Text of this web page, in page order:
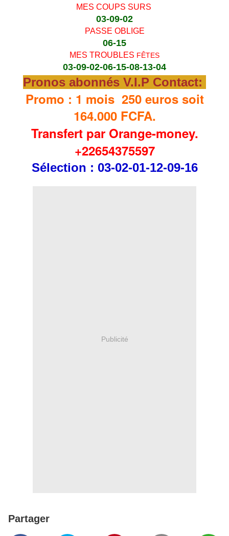
MES COUPS SURS
03-09-02
PASSE OBLIGE
06-15
MES TROUBLES FÊTES
03-09-02-06-15-08-13-04
Pronos abonnés V.I.P Contact:
Promo : 1 mois 250 euros soit
164.000 FCFA.
Transfert par Orange-money.
+22654375597
Sélection : 03-02-01-12-09-16
Publicité
Partager